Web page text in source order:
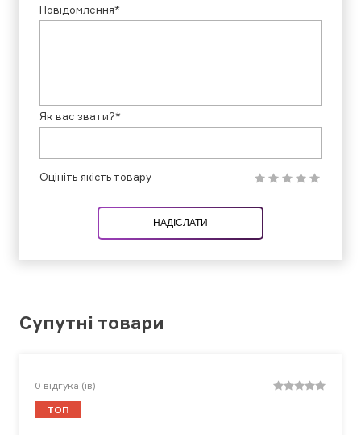
Повідомлення*
Як вас звати?*
Оцініть якість товару
НАДІСЛАТИ
Супутні товари
0 відгука (ів)
ТОП